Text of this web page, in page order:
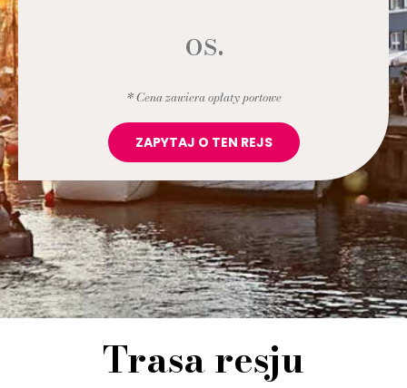
os.
* Cena zawiera opłaty portowe
ZAPYTAJ O TEN REJS
Trasa resju